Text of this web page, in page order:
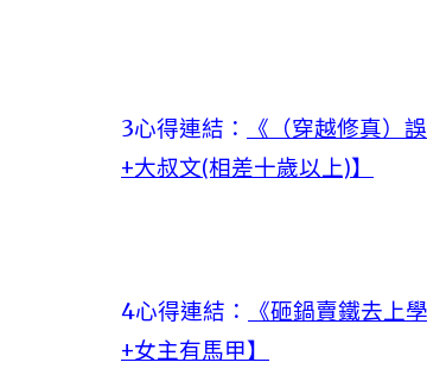
3心得連結：
《（穿越修真）
+大叔文(相差十歲以上)】
4心得連結：
《砸鍋賣鐵去上
+女主有馬甲】